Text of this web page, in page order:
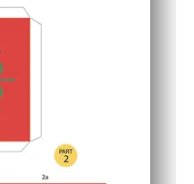
las piezas se guardan